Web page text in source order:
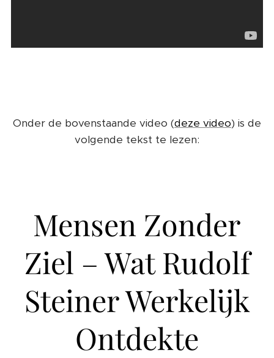
Onder de bovenstaande video (deze video) is de
volgende tekst te lezen:
Mensen Zonder
Ziel – Wat Rudolf
Steiner Werkelijk
Ontdekte